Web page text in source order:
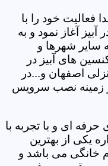
فعالیت خود را با
آغاز نمود و به
سایر شهرها و
های آبیز در
اصفهان و...در
زمینه نصب سرویس
حرفه ای و با تجربه با
یکی از بهترین
خانگی می باشد و